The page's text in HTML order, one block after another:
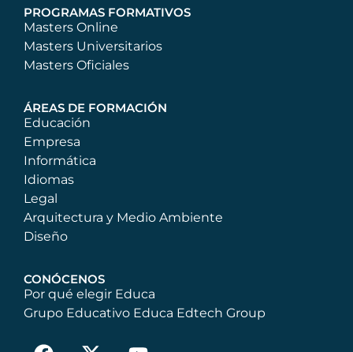
PROGRAMAS FORMATIVOS
Masters Online
Masters Universitarios
Masters Oficiales
ÁREAS DE FORMACIÓN
Educación
Empresa
Informática
Idiomas
Legal
Arquitectura y Medio Ambiente
Diseño
CONÓCENOS
Por qué elegir Educa
Grupo Educativo Educa Edtech Group